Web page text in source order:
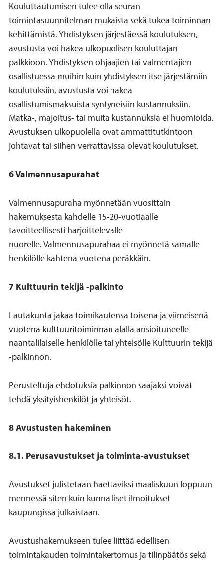
Kouluttautumisen tulee olla seuran
toimintasuunnitelman mukaista sekä tukea toiminnan
kehittämistä. Yhdistyksen järjestäessä koulutuksen,
avustusta voi hakea ulkopuolisen kouluttajan
palkkioon. Yhdistyksen ohjaajien tai valmentajien
osallistuessa muihin kuin yhdistyksen itse järjestämiin
koulutuksiin, avustusta voi hakea
osallistumismaksuista syntyneisiin kustannuksiin.
Matka-, majoitus- tai muita kustannuksia ei huomioida.
Avustuksen ulkopuolella ovat ammattitutkintoon
johtavat tai siihen verrattavissa olevat koulutukset.
6 Valmennusapurahat
Valmennusapuraha myönnetään vuosittain
hakemuksesta kahdelle 15-20-vuotiaalle
tavoitteellisesti harjoittelevalle
nuorelle. Valmennusapurahaa ei myönnetä samalle
henkilölle kahtena vuotena peräkkäin.
7 Kulttuurin tekijä -palkinto
Lautakunta jakaa toimikautensa toisena ja viimeisenä
vuotena kulttuuritoiminnan alalla ansioituneelle
naantalilaiselle henkilölle tai yhteisölle Kulttuurin tekijä
-palkinnon.
Perusteltuja ehdotuksia palkinnon saajaksi voivat
tehdä yksityishenkilöt ja yhteisöt.
8 Avustusten hakeminen
8.1. Perusavustukset ja toiminta-avustukset
Avustukset julistetaan haettaviksi maaliskuun loppuun
mennessä siten kuin kunnalliset ilmoitukset
kaupungissa julkaistaan.
Avustushakemukseen tulee liittää edellisen
toimintakauden toimintakertomus ja tilinpäätös sekä